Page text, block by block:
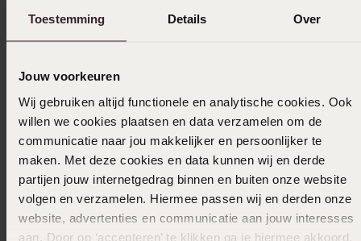
Toestemming Details Over
Jouw voorkeuren
Wij gebruiken altijd functionele en analytische cookies. Ook
willen we cookies plaatsen en data verzamelen om de
communicatie naar jou makkelijker en persoonlijker te
maken. Met deze cookies en data kunnen wij en derde
partijen jouw internetgedrag binnen en buiten onze website
volgen en verzamelen. Hiermee passen wij en derden onze
website, advertenties en communicatie aan jouw interesses
aan. Door op ‘accepteren’ te klikken ga je hiermee akkoord.
Gerecycled stainless steel goldplated collier
mattenklopper kristal
49.9922
9
229